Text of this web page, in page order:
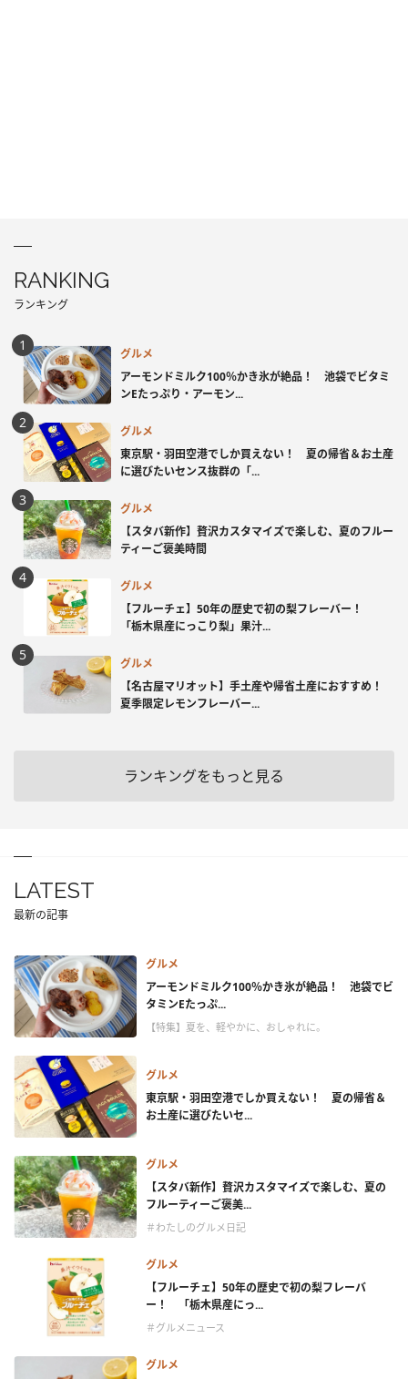
RANKING
ランキング
グルメ
アーモンドミルク100％かき氷が絶品！ 池袋でビタミ
ンEたっぷり・アーモン...
グルメ
東京駅・羽田空港でしか買えない！ 夏の帰省＆お土産
に選びたいセンス抜群の「...
グルメ
【スタバ新作】贅沢カスタマイズで楽しむ、夏のフルー
ティーご褒美時間
グルメ
【フルーチェ】50年の歴史で初の梨フレーバー！
「栃木県産にっこり梨」果汁...
グルメ
【名古屋マリオット】手土産や帰省土産におすすめ！
夏季限定レモンフレーバー...
ランキングをもっと見る
LATEST
最新の記事
グルメ
アーモンドミルク100％かき氷が絶品！ 池袋でビ
タミンEたっぷ...
【特集】夏を、軽やかに、おしゃれに。
グルメ
東京駅・羽田空港でしか買えない！ 夏の帰省＆
お土産に選びたいセ...
グルメ
【スタバ新作】贅沢カスタマイズで楽しむ、夏の
フルーティーご褒美...
＃わたしのグルメ日記
グルメ
【フルーチェ】50年の歴史で初の梨フレーバ
ー！ 「栃木県産にっ...
＃グルメニュース
グルメ